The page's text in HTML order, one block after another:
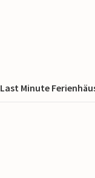
Last Minute